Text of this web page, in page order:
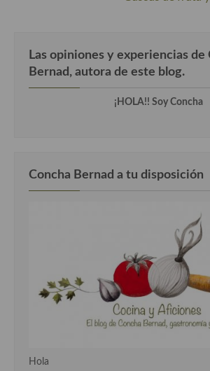
Cocina Asturiana
Cocina Castilla – La Mancha
Cocina Madrileña
Cocina Riojana
Las opiniones y experiencias de
Bernad, autora de este blog.
¡HOLA!! Soy Concha
Concha Bernad a tu disposición
Hola